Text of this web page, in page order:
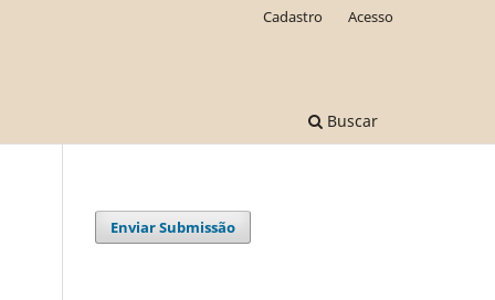
Buscar
Cadastro Acesso
Enviar Submissão